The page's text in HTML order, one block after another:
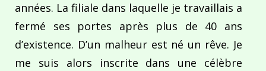
années. La filiale dans laquelle je travaillais a
fermé ses portes après plus de 40 ans
d’existence. D’un malheur est né un rêve. Je
me suis alors inscrite dans une célèbre